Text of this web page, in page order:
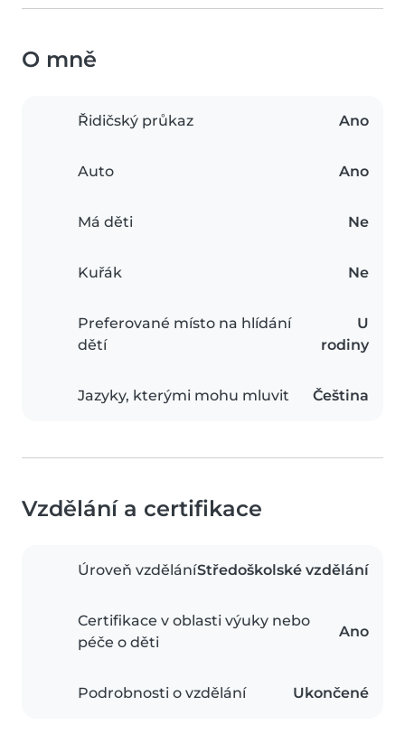
O mně
Řidičský průkaz Ano
Auto Ano
Má děti Ne
Kuřák Ne
Preferované místo na hlídání
dětí
U
rodiny
Jazyky, kterými mohu mluvit Čeština
Vzdělání a certifikace
Úroveň vzděláníStředoškolské vzdělání
Certifikace v oblasti výuky nebo
péče o děti
Ano
Podrobnosti o vzdělání Ukončené